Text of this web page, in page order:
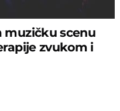
muzičku scenu
zvukom i